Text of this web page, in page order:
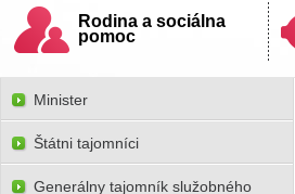
Rodina a sociálna
pomoc
Minister
Štátni tajomníci
Generálny tajomník služobného